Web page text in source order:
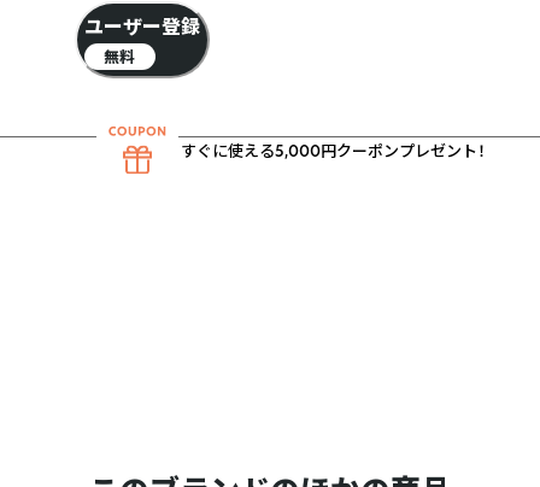
ユーザー登録
無料
すぐに使える5,000円クーポンプレゼント！